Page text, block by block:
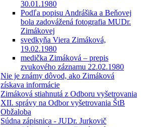
30.01.1980
Podľa popisu Andrášika a Beňovej
bola zadovážená fotografia MUDr.
Zimákovej
svedkyňa Viera Zimáková,
19.02.1980
medička Zimáková – prepis
zvukového záznamu 22.02.1980
Nie je známy dôvod, ako Zimáková
získava informácie
Zimáková stiahnutá z Odboru vyšetrovania
XII. správy na Odbor vyšetrovania ŠtB
Obžaloba
Súdna zápisnica - JUDr. Jurkovič